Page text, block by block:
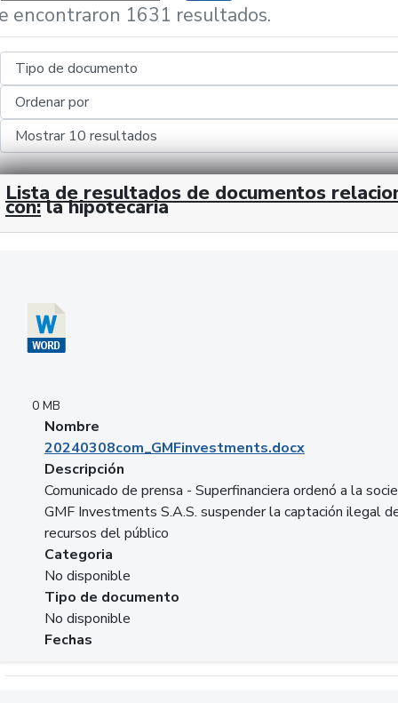
encontraron 1631 resultados.
Lista de resultados de documentos
con: la hipotecaria
0 MB
Nombre
20240308com_GMFinvestments.docx
Descripción
Comunicado de prensa - Superfinanciera ordenó a la
GMF Investments S.A.S. suspender la captación ilegal
recursos del público
Categoria
No disponible
Tipo de documento
No disponible
Fechas